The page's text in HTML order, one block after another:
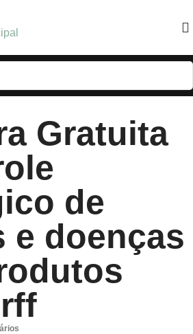
Gratuita
de
e doenças